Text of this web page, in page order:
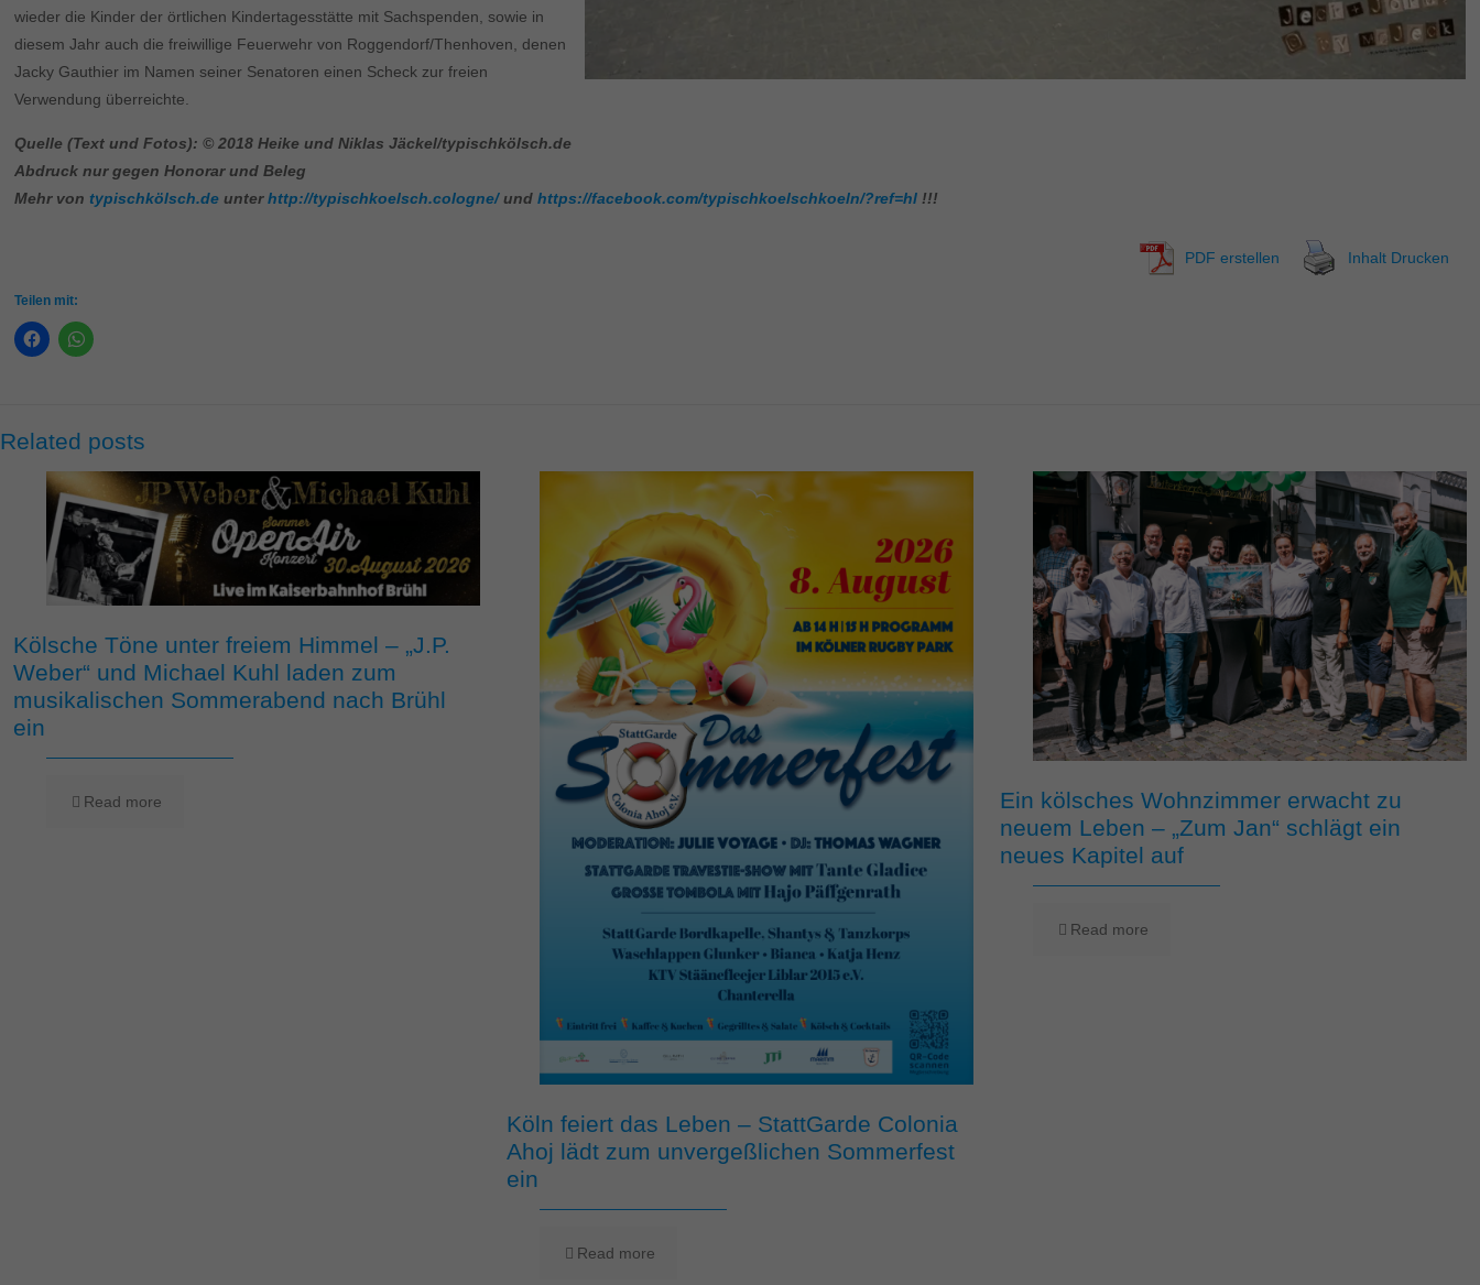
wieder die Kinder der örtlichen Kindertagesstätte mit Sachspenden, sowie in
diesem Jahr auch die freiwillige Feuerwehr von Roggendorf/Thenhoven, denen
Jacky Gauthier im Namen seiner Senatoren einen Scheck zur freien
Verwendung überreichte.
Quelle (Text und Fotos): © 2018 Heike und Niklas Jäckel/typischkölsch.de
Abdruck nur gegen Honorar und Beleg
Mehr vontypischkölsch.de unterhttp://typischkoelsch.cologne/undhttps://facebook.com/typischkoelschkoeln/?ref=hl !!!
PDF erstellen Inhalt Drucken
Teilen mit:
Related posts
Kölsche Töne unter freiem Himmel – „J.P.
Weber“ und Michael Kuhl laden zum
musikalischen Sommerabend nach Brühl
ein
Read more
Köln feiert das Leben – StattGarde Colonia
Ahoj lädt zum unvergeßlichen Sommerfest
ein
Read more
Ein kölsches Wohnzimmer erwacht zu
neuem Leben – „Zum Jan“ schlägt ein
neues Kapitel auf
Read more